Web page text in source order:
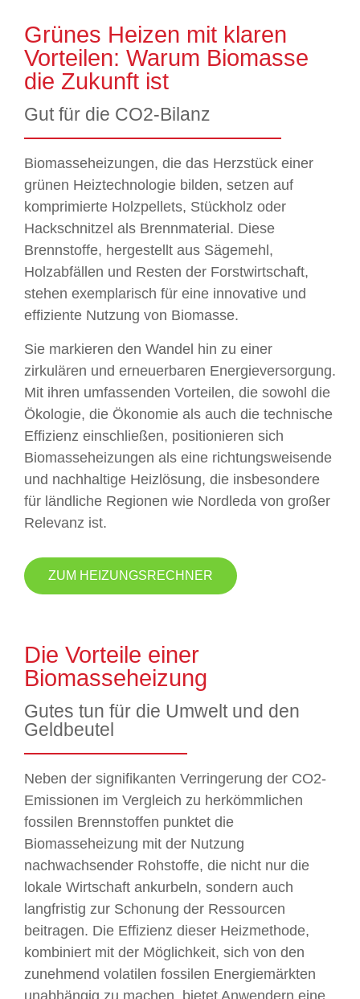
Grünes Heizen mit klaren
Vorteilen: Warum Biomasse
die Zukunft ist
Gut für die CO2-Bilanz
Biomasseheizungen, die das Herzstück einer
grünen Heiztechnologie bilden, setzen auf
komprimierte Holzpellets, Stückholz oder
Hackschnitzel als Brennmaterial. Diese
Brennstoffe, hergestellt aus Sägemehl,
Holzabfällen und Resten der Forstwirtschaft,
stehen exemplarisch für eine innovative und
effiziente Nutzung von Biomasse.
Sie markieren den Wandel hin zu einer
zirkulären und erneuerbaren Energieversorgung.
Mit ihren umfassenden Vorteilen, die sowohl die
Ökologie, die Ökonomie als auch die technische
Effizienz einschließen, positionieren sich
Biomasseheizungen als eine richtungsweisende
und nachhaltige Heizlösung, die insbesondere
für ländliche Regionen wie Nordleda von großer
Relevanz ist.
ZUM HEIZUNGSRECHNER
Die Vorteile einer
Biomasseheizung
Gutes tun für die Umwelt und den
Geldbeutel
Neben der signifikanten Verringerung der CO2-
Emissionen im Vergleich zu herkömmlichen
fossilen Brennstoffen punktet die
Biomasseheizung mit der Nutzung
nachwachsender Rohstoffe, die nicht nur die
lokale Wirtschaft ankurbeln, sondern auch
langfristig zur Schonung der Ressourcen
beitragen. Die Effizienz dieser Heizmethode,
kombiniert mit der Möglichkeit, sich von den
zunehmend volatilen fossilen Energiemärkten